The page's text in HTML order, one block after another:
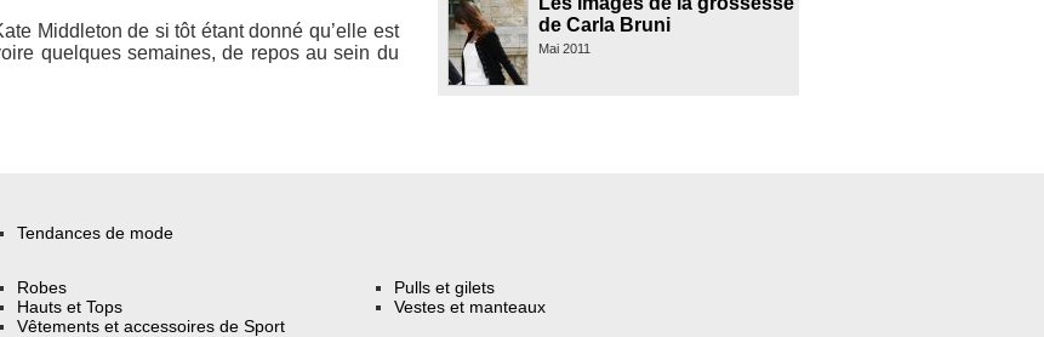
Middleton de si tôt étant donné qu’elle est
quelques semaines, de repos au sein du
de Carla Bruni
Mai 2011
Tendances de mode
Robes
Hauts et Tops
Vêtements et accessoires de Sport
Pulls et gilets
Vestes et manteaux